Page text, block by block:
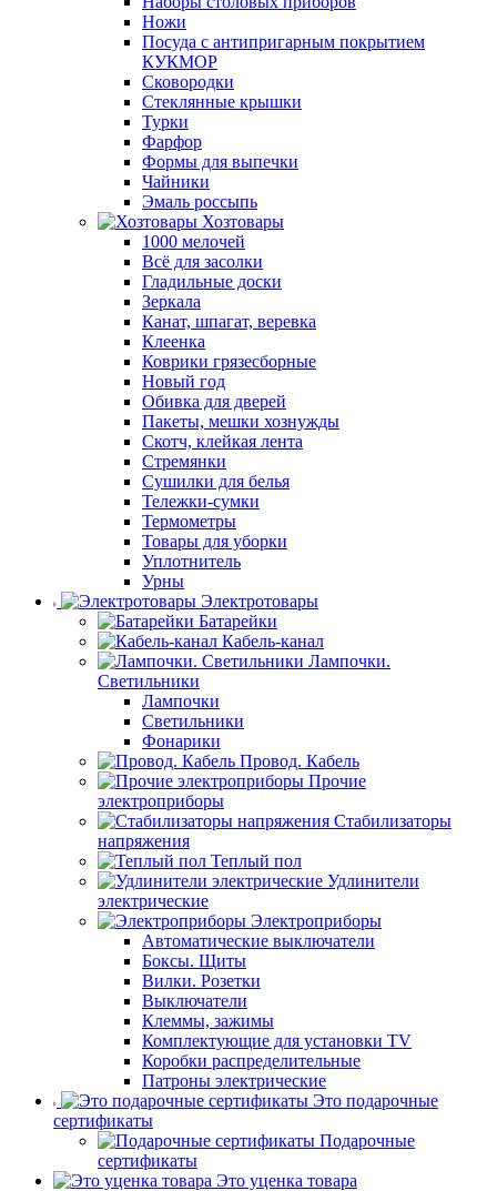
Ножи
Посуда с антипригарным покрытием
КУКМОР
Сковородки
Стеклянные крышки
Турки
Фарфор
Формы для выпечки
Чайники
Эмаль россыпь
Хозтовары
1000 мелочей
Всё для засолки
Гладильные доски
Зеркала
Канат, шпагат, веревка
Клеенка
Коврики грязесборные
Новый год
Обивка для дверей
Пакеты, мешки хознужды
Скотч, клейкая лента
Стремянки
Сушилки для белья
Тележки-сумки
Термометры
Товары для уборки
Уплотнитель
Урны
Электротовары
Батарейки
Кабель-канал
Лампочки.
Светильники
Лампочки
Светильники
Фонарики
Провод. Кабель
Прочие
электроприборы
Стабилизаторы
напряжения
Теплый пол
Удлинители
электрические
Электроприборы
Автоматические выключатели
Боксы. Щиты
Вилки. Розетки
Выключатели
Клеммы, зажимы
Комплектующие для установки TV
Коробки распределительные
Патроны электрические
Это подарочные
сертификаты
Подарочные
сертификаты
Это уценка товара